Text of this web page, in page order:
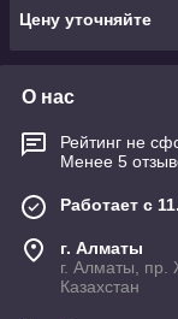
Цену уточняйте
О нас
Рейтинг не
Менее 5
Работает с
г. Алматы
г. Алматы,
Казахстан